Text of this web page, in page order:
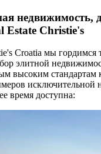
недвижимость,
Estate Christie's
Croatia мы гордимся
элитной
высоким стандартам
исключительной
время доступна: